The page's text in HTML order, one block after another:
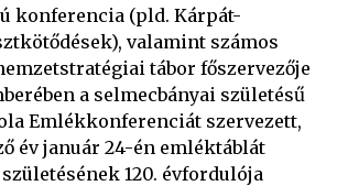
konferencia (pld. Kárpát-
valamint számos
tábor főszervezője
a selmecbányai születésű
Emlékkonferenciát szervezett,
év január 24-én emléktáblát
120. évfordulója